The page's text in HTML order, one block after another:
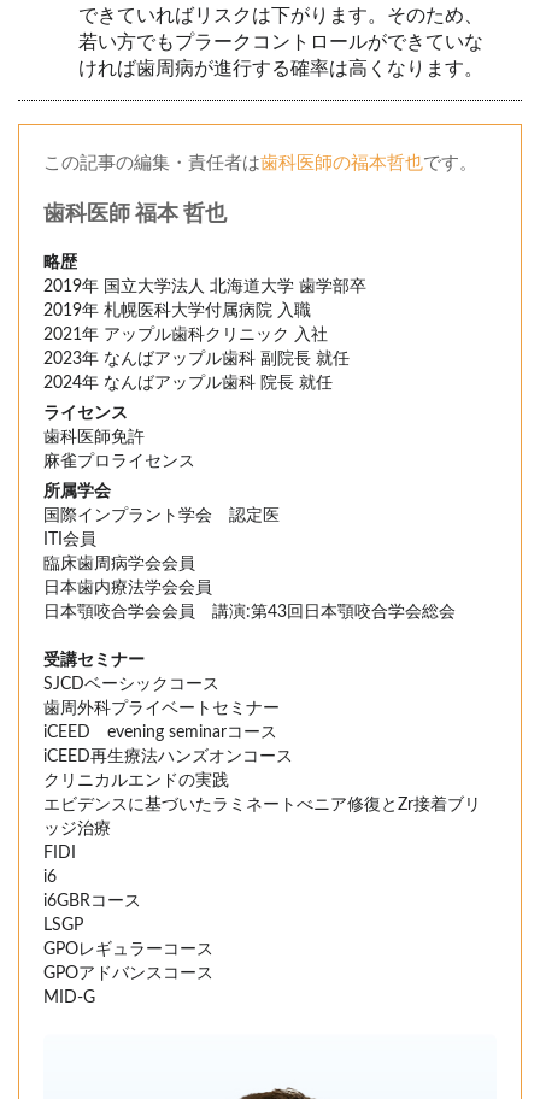
できていればリスクは下がります。そのため、
若い方でもプラークコントロールができていな
ければ歯周病が進行する確率は高くなります。
この記事の編集・責任者は歯科医師の福本哲也です。
歯科医師 福本 哲也
略歴
2019年 国立大学法人 北海道大学 歯学部卒
2019年 札幌医科大学付属病院 入職
2021年 アップル歯科クリニック 入社
2023年 なんばアップル歯科 副院長 就任
2024年 なんばアップル歯科 院長 就任
ライセンス
歯科医師免許
麻雀プロライセンス
所属学会
国際インプラント学会 認定医
ITI会員
臨床歯周病学会会員
日本歯内療法学会会員
日本顎咬合学会会員 講演:第43回日本顎咬合学会総会
受講セミナー
SJCDベーシックコース
歯周外科プライベートセミナー
iCEED evening seminarコース
iCEED再生療法ハンズオンコース
クリニカルエンドの実践
エビデンスに基づいたラミネートべニア修復とZr接着ブリ
ッジ治療
FIDI
i6
i6GBRコース
LSGP
GPOレギュラーコース
GPOアドバンスコース
MID-G